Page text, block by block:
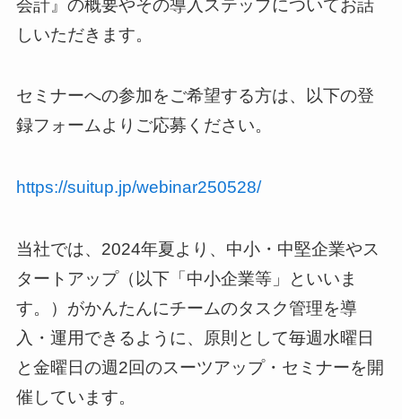
会計』の概要やその導入ステップについてお話
しいただきます。
セミナーへの参加をご希望する方は、以下の登
録フォームよりご応募ください。
https://suitup.jp/webinar250528/
当社では、2024年夏より、中小・中堅企業やス
タートアップ（以下「中小企業等」といいま
す。）がかんたんにチームのタスク管理を導
入・運用できるように、原則として毎週水曜日
と金曜日の週2回のスーツアップ・セミナーを開
催しています。